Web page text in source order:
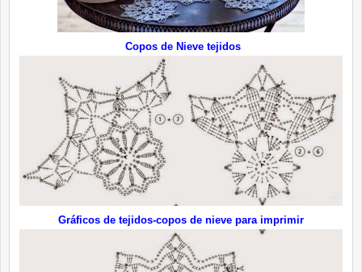
Copos de Nieve tejidos
Gráficos de tejidos-copos de nieve para imprimir